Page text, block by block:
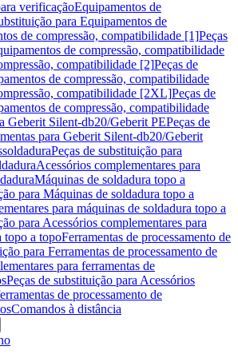
verificaçãoEquipamentos de
para Equipamentos de
de compressão, compatibilidade [1]Peças
de compressão, compatibilidade
compatibilidade [2]Peças de
de compressão, compatibilidade
compatibilidade [2XL]Peças de
de compressão, compatibilidade
Geberit Silent-db20/Geberit PEPeças de
para Geberit Silent-db20/Geberit
Peças de substituição para
Acessórios complementares para
Máquinas de soldadura topo a
para Máquinas de soldadura topo a
para máquinas de soldadura topo a
para Acessórios complementares para
topo a topoFerramentas de processamento de
para Ferramentas de processamento de
para ferramentas de
Peças de substituição para Acessórios
de processamento de
Comandos à distância